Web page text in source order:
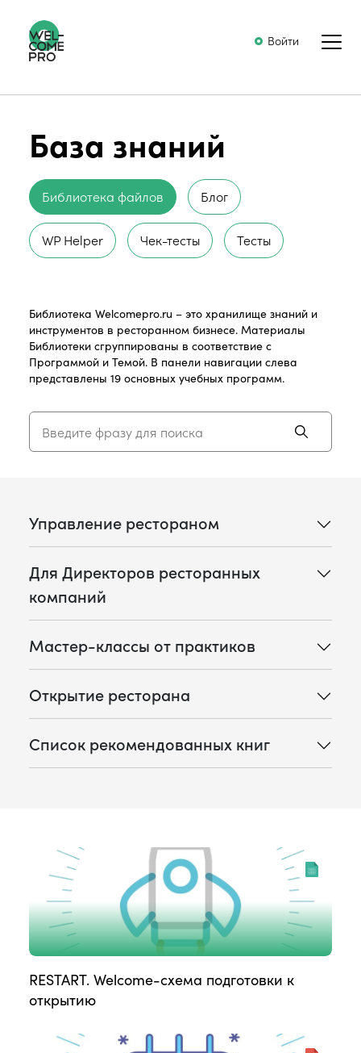
Войти
База знаний
Библиотека файлов Блог
WP Helper Чек-тесты Тесты
Библиотека Welcomepro.ru – это хранилище знаний и
инструментов в ресторанном бизнесе. Материалы
Библиотеки сгруппированы в соответствие с
Программой и Темой. В панели навигации слева
представлены 19 основных учебных программ.
Управление рестораном
Для Директоров ресторанных
компаний
Мастер-классы от практиков
Открытие ресторана
Список рекомендованных книг
RESTART. Welcome-схема подготовки к
открытию